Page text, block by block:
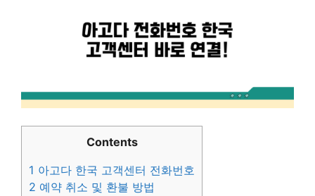
Contents
1 아고다 한국 고객센터 전화번호
2 예약 취소 및 환불 방법